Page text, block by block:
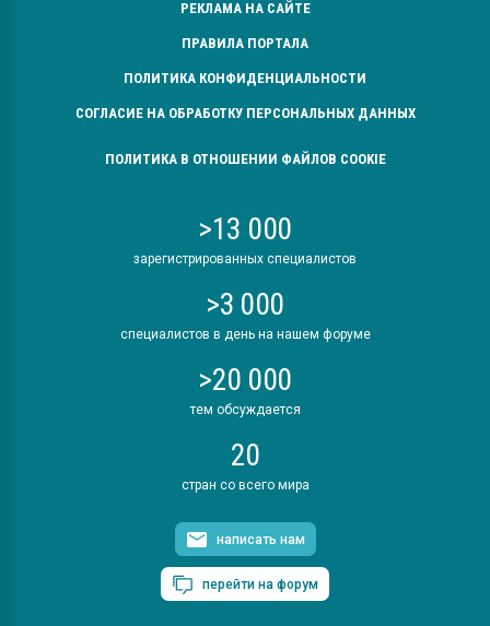
РЕКЛАМА НА САЙТЕ
ПРАВИЛА ПОРТАЛА
ПОЛИТИКА КОНФИДЕНЦИАЛЬНОСТИ
СОГЛАСИЕ НА ОБРАБОТКУ ПЕРСОНАЛЬНЫХ ДАННЫХ
ПОЛИТИКА В ОТНОШЕНИИ ФАЙЛОВ COOKIE
>13 000
зарегистрированных специалистов
>3 000
специалистов в день на нашем форуме
>20 000
тем обсуждается
20
стран со всего мира
написать нам
перейти на форум